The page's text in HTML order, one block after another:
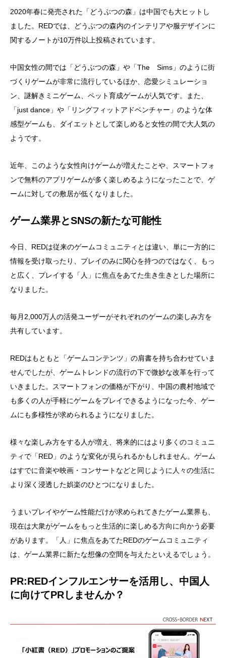
2020年春に発売された「どうぶつの森」は中国でも大ヒットし
ました。REDでは、どうぶつの森内のインテリアや服デザインに
関するノートが10万件以上投稿されています。
中国女性の間では「どうぶつの森」や「The Sims」のように街
づくりゲームが非常に流行しているほか、恋愛シミュレーショ
ン、謎解きミニゲーム、ペット育成ゲームが人気です。また、
「just dance」や「リングフィットアドベンチャー」のような体
感型ゲームも、ダイエットとして楽しめると女性の間で大人気の
ようです。
近年、このような女性向けゲームが増えたことや、スマートフォ
ンで無料のアプリゲームが多く楽しめるようになったことで、ゲ
ームに対しての敷居が低くなりました。
ゲーム業界とSNSの新たな可能性
今日、REDは従来のゲームコミュニティとは違い、単に一方的に
情報を受け取ったり、プレイのみに関心を持つのではなく、もっ
と広く、プレイする「人」に焦点をあてた生き生きとした場所に
なりました。
毎月2,000万人の活発ユーザーがそれぞれのゲームの楽しみ方を
共有しています。
REDはもともと「ゲームコンテンツ」の肩書を持ち合わせていま
せんでしたが、ゲームトレンドの流行の下で微妙な改革を行って
いきました。スマートフォンの価格が下がり、中国の農村地域で
も多くの人が手軽にゲームをプレイできるようになった今、ゲー
ムにも多様性が求められるようになりました。
様々な楽しみ方をする人が増え、将来的にはより多くのコミュニ
ティで「RED」のような変化が見られるかもしれません。ゲーム
はすでに音楽や映画・コンサートなどと同じように人々の生活に
より深く浸透した娯楽のひとつになりました。
うまいプレイやゲーム性能だけが求められてきたゲーム業界も、
現在は大衆がゲームをもっと生活的に楽しめる方向に向かう必要
があります。「人」に焦点をあてたREDのゲームコミュニティ
は、ゲーム業界に新たな想像の空間を与えたといえるでしょう。
PR:REDインフルエンサーを活用し、中国人
に向けてPRしませんか？